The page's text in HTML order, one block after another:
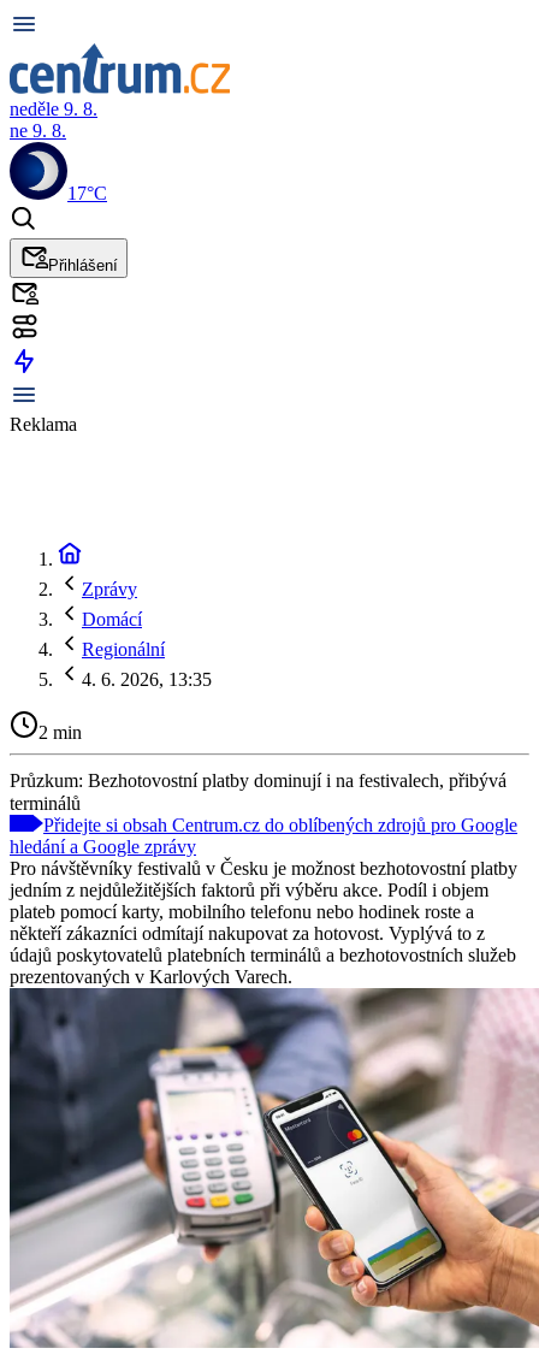
neděle 9. 8.
ne 9. 8.
17°C
Přihlášení
Reklama
Zprávy
Domácí
Regionální
4. 6. 2026, 13:35
2 min
Průzkum: Bezhotovostní platby dominují i na festivalech, přibývá
terminálů
Přidejte si obsah Centrum.cz do oblíbených zdrojů pro Google
hledání a Google zprávy
Pro návštěvníky festivalů v Česku je možnost bezhotovostní platby
jedním z nejdůležitějších faktorů při výběru akce. Podíl i objem
plateb pomocí karty, mobilního telefonu nebo hodinek roste a
někteří zákazníci odmítají nakupovat za hotovost. Vyplývá to z
údajů poskytovatelů platebních terminálů a bezhotovostních služeb
prezentovaných v Karlových Varech.